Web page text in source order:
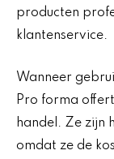
producten
klantenservice.
Wanneer
Pro forma
handel. Ze zijn
omdat ze de